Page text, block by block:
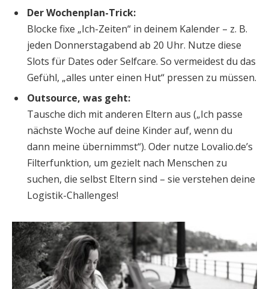
Der Wochenplan-Trick:
Blocke fixe „Ich-Zeiten“ in deinem Kalender – z. B.
jeden Donnerstagabend ab 20 Uhr. Nutze diese
Slots für Dates oder Selfcare. So vermeidest du das
Gefühl, „alles unter einen Hut“ pressen zu müssen.
Outsource, was geht:
Tausche dich mit anderen Eltern aus („Ich passe
nächste Woche auf deine Kinder auf, wenn du
dann meine übernimmst“). Oder nutze Lovalio.de’s
Filterfunktion, um gezielt nach Menschen zu
suchen, die selbst Eltern sind – sie verstehen deine
Logistik-Challenges!